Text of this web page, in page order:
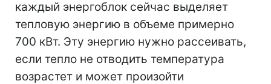
каждый энергоблок сейчас выделяет
тепловую энергию в объеме примерно
700 кВт. Эту энергию нужно рассеивать,
если тепло не отводить температура
возрастет и может произойти